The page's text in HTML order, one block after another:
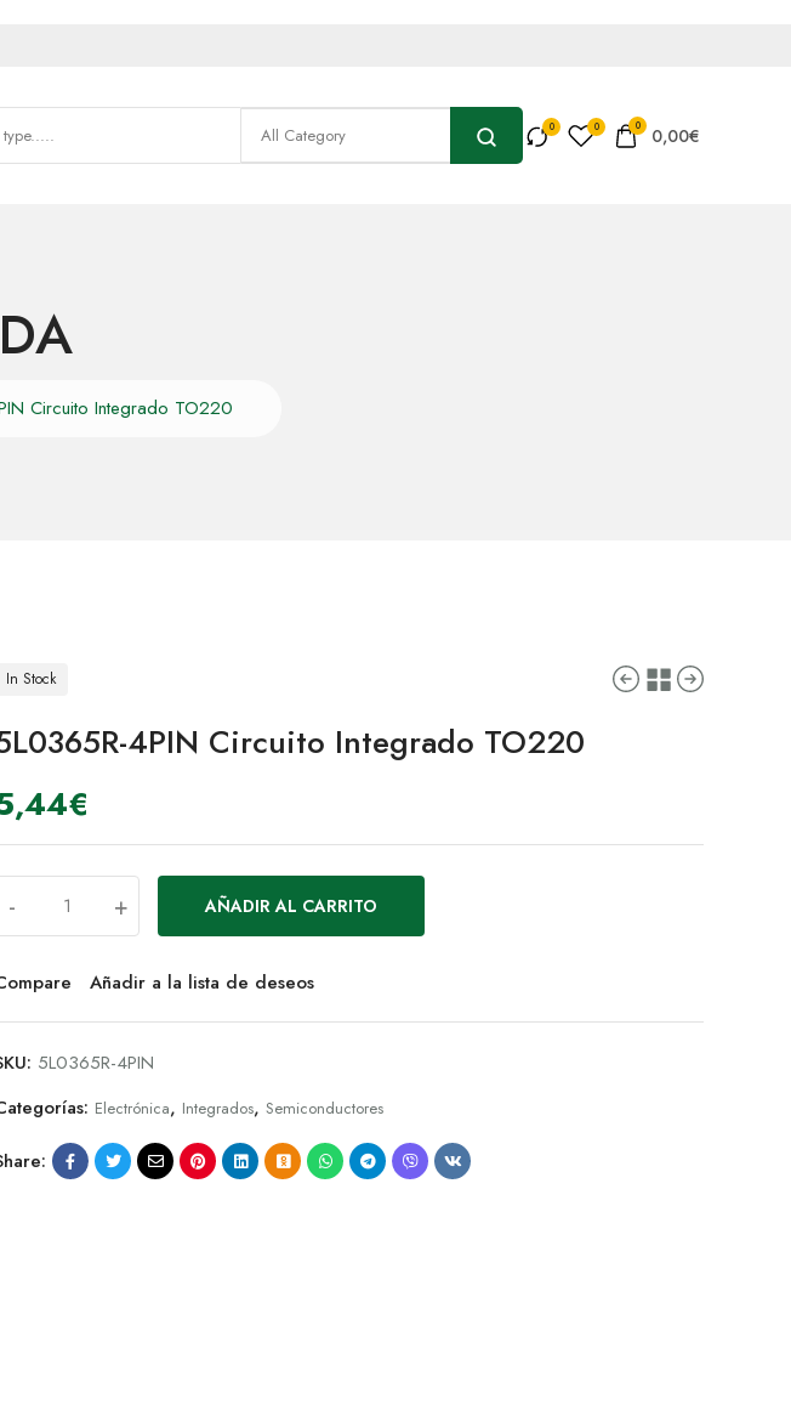
0 0,00€
Circuito Integrado TO220
In Stock
4PIN Circuito Integrado TO220
€
- + AÑADIR AL CARRITO
Añadir a la lista de deseos
5L0365R-4PIN
Electrónica, Integrados, Semiconductores